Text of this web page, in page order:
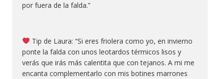
por fuera de la falda.”
Tip de Laura: “Si eres friolera como yo, en invierno
ponte la falda con unos leotardos térmicos lisos y
verás que irás más calentita que con tejanos. A mi me
encanta complementarlo con mis botines marrones